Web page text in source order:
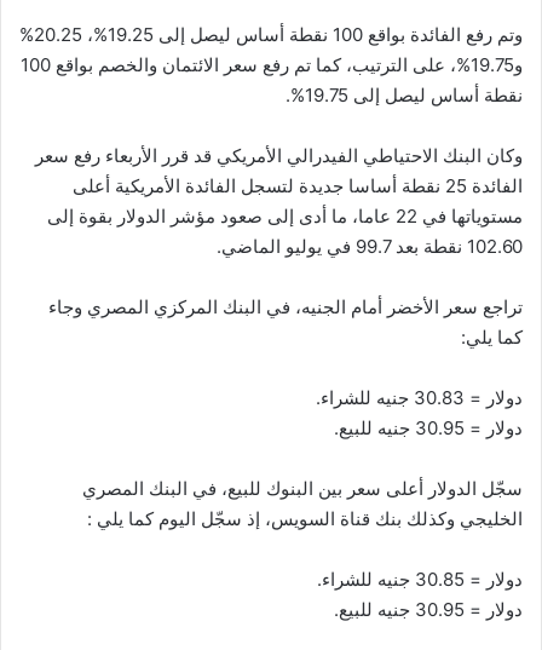
وتم رفع الفائدة بواقع 100 نقطة أساس ليصل إلى 19.25%، 20.25%
و19.75%، على الترتيب، كما تم رفع سعر الائتمان والخصم بواقع 100
نقطة أساس ليصل إلى 19.75%.
وكان البنك الاحتياطي الفيدرالي الأمريكي قد قرر الأربعاء رفع سعر
الفائدة 25 نقطة أساسا جديدة لتسجل الفائدة الأمريكية أعلى
مستوياتها في 22 عاما، ما أدى إلى صعود مؤشر الدولار بقوة إلى
102.60 نقطة بعد 99.7 في يوليو الماضي.
تراجع سعر الأخضر أمام الجنيه، في البنك المركزي المصري وجاء
كما يلي:
دولار = 30.83 جنيه للشراء.
دولار = 30.95 جنيه للبيع.
سجّل الدولار أعلى سعر بين البنوك للبيع، في البنك المصري
الخليجي وكذلك بنك قناة السويس، إذ سجّل اليوم كما يلي :
دولار = 30.85 جنيه للشراء.
دولار = 30.95 جنيه للبيع.